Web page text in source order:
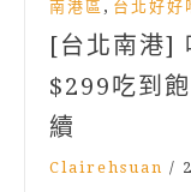
南港區 , 台北好好
[台北南港]
$299吃到
續
Clairehsuan /